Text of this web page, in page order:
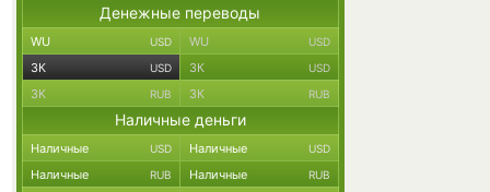
Денежные переводы
WU USD WU USD
ЗК USD ЗК USD
ЗК RUB ЗК RUB
Наличные деньги
Наличные USD Наличные USD
Наличные RUB Наличные RUB